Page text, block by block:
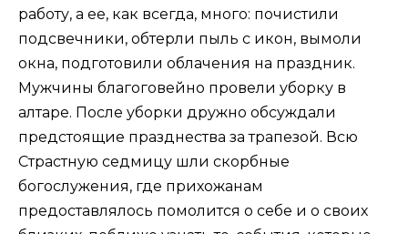
работу, а ее, как всегда, много: почистили
подсвечники, обтерли пыль с икон, вымоли
окна, подготовили облачения на праздник.
Мужчины благоговейно провели уборку в
алтаре. После уборки дружно обсуждали
предстоящие празднества за трапезой. Всю
Страстную седмицу шли скорбные
богослужения, где прихожанам
предоставлялось помолится о себе и о своих